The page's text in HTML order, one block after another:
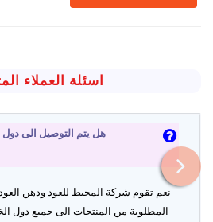
اسئلة العملاء
هل يتم التوصيل الى دول
نعم تقوم شركة المحيط للعود ودهن